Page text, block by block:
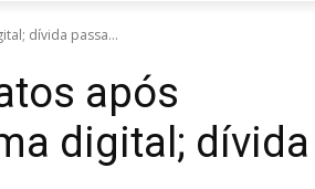
dívida passa...
após
digital; dívida